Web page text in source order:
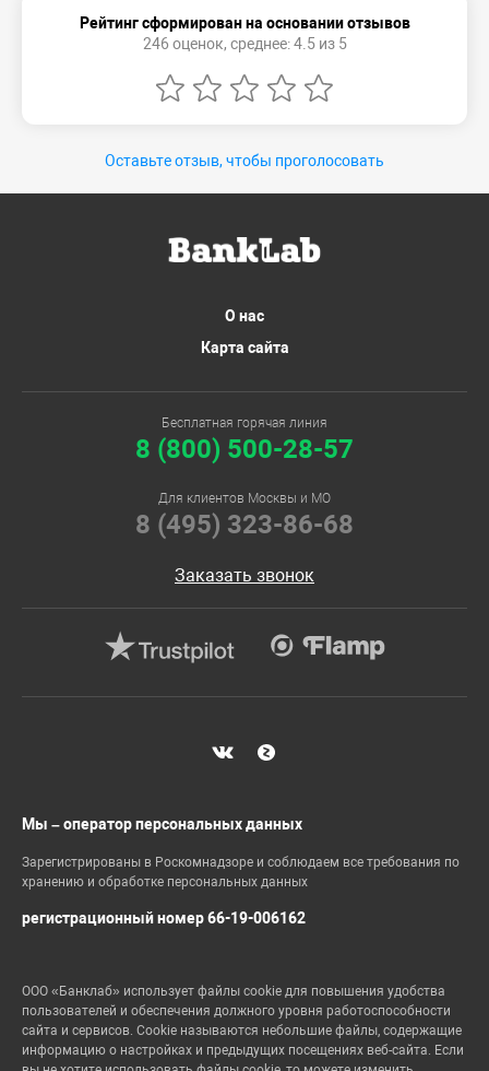
Рейтинг сформирован на основании отзывов
246 оценок, среднее: 4.5 из 5
Оставьте отзыв, чтобы проголосовать
О нас
Карта сайта
Бесплатная горячая линия
8 (800) 500-28-57
Для клиентов Москвы и МО
8 (495) 323-86-68
Заказать звонок
Мы – оператор персональных данных
Зарегистрированы в Роскомнадзоре и соблюдаем все требования по
хранению и обработке персональных данных
регистрационный номер 66-19-006162
ООО «Банклаб» использует файлы cookie для повышения удобства
пользователей и обеспечения должного уровня работоспособности
сайта и сервисов. Cookie называются небольшие файлы, содержащие
информацию о настройках и предыдущих посещениях веб-сайта. Если